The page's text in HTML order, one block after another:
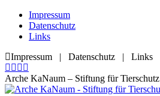
Zum
Inhalt
springen
Impressum
Datenschutz
Links
Impressum | Datenschutz | Links
Facebook
page
opens
YouTube
page
opens
RSS
page
opens
Mail
page
Arche KaNaum – Stiftung für Tierschutz